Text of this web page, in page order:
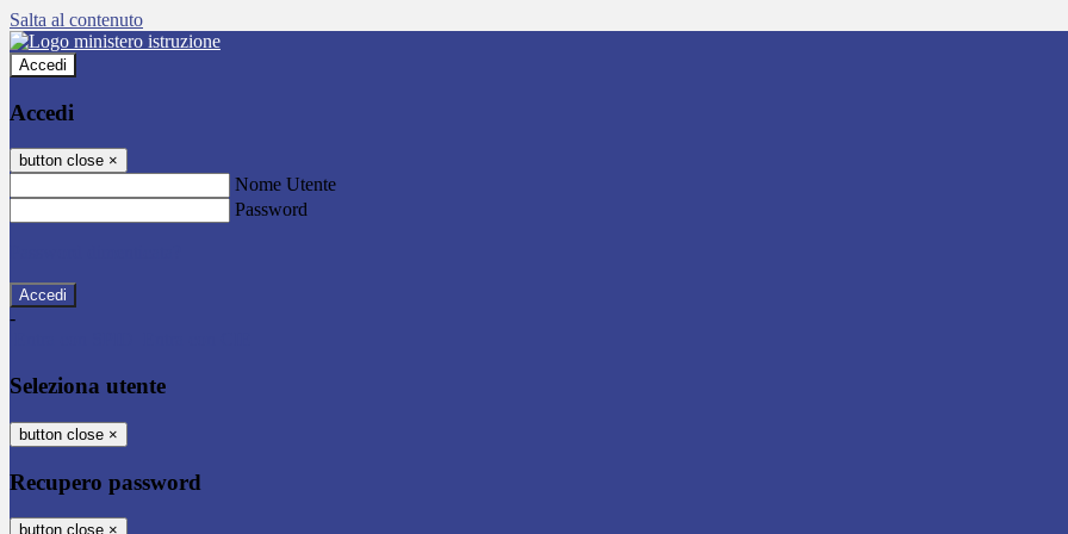
Salta al contenuto
Accedi
Accedi
button close ×
Nome Utente
Password
-
Seleziona utente
button close ×
Recupero password
button close ×